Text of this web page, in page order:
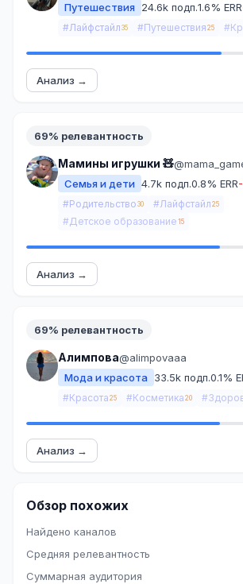
Путешествия
24.6k подп.1.6% ERR
#Лайфстайл 35 #Путешествия 25
Анализ →
69% релевантность
Мамины игрушки 🧸
Семья и дети 4.7k подп.0.8% ERR
#Родительство 30 #Лайфстайл 25
#Детское образование 15
Анализ →
69% релевантность
Алимпова@alimpovaaa
Мода и красота
33.5k подп.0.1%
#Красота 25 #Косметика 20
Анализ →
Обзор похожих
Найдено каналов
Средняя релевантность
Суммарная аудитория